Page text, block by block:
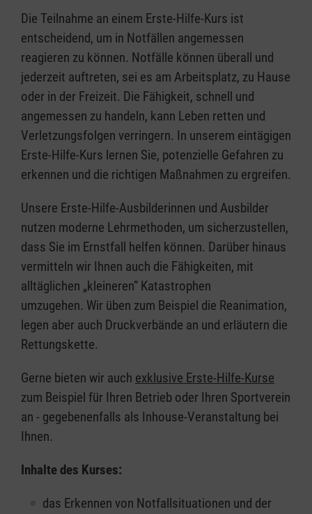
Die Teilnahme an einem Erste-Hilfe-Kurs ist
entscheidend, um in Notfällen angemessen
reagieren zu können. Notfälle können überall und
jederzeit auftreten, sei es am Arbeitsplatz, zu Hause
oder in der Freizeit. Die Fähigkeit, schnell und
angemessen zu handeln, kann Leben retten und
Verletzungsfolgen verringern. In unserem eintägigen
Erste-Hilfe-Kurs lernen Sie, potenzielle Gefahren zu
erkennen und die richtigen Maßnahmen zu ergreifen.
Unsere Erste-Hilfe-Ausbilderinnen und Ausbilder
nutzen moderne Lehrmethoden, um sicherzustellen,
dass Sie im Ernstfall helfen können. Darüber hinaus
vermitteln wir Ihnen auch die Fähigkeiten, mit
alltäglichen „kleineren” Katastrophen
umzugehen. Wir üben zum Beispiel die Reanimation,
legen aber auch Druckverbände an und erläutern die
Rettungskette.
Gerne bieten wir auch exklusive Erste-Hilfe-Kurse
zum Beispiel für Ihren Betrieb oder Ihren Sportverein
an - gegebenenfalls als Inhouse-Veranstaltung bei
Ihnen.
Inhalte des Kurses:
das Erkennen von Notfallsituationen und der